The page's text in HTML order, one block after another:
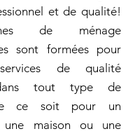
et de qualité!
de ménage
sont formées pour
de qualité
tout type de
ce soit pour un
une maison ou une